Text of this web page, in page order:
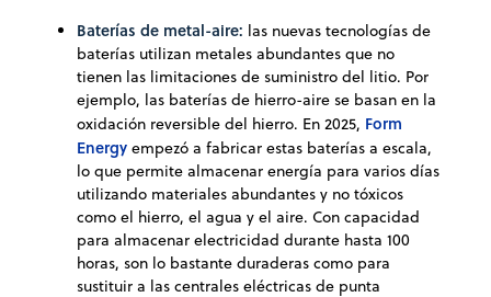
Baterías de metal-aire: las nuevas tecnologías de
baterías utilizan metales abundantes que no
tienen las limitaciones de suministro del litio. Por
ejemplo, las baterías de hierro-aire se basan en la
oxidación reversible del hierro. En 2025, Form
Energy empezó a fabricar estas baterías a escala,
lo que permite almacenar energía para varios días
utilizando materiales abundantes y no tóxicos
como el hierro, el agua y el aire. Con capacidad
para almacenar electricidad durante hasta 100
horas, son lo bastante duraderas como para
sustituir a las centrales eléctricas de punta